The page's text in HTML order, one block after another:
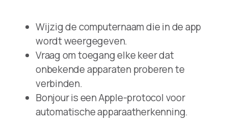
Wijzig de computernaam die in de app
wordt weergegeven.
Vraag om toegang elke keer dat
onbekende apparaten proberen te
verbinden.
Bonjour is een Apple-protocol voor
automatische apparaatherkenning.